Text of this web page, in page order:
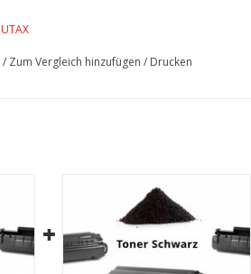
UTAX
/ Zum Vergleich hinzufügen / Drucken